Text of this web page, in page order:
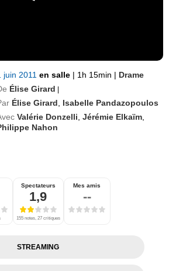
juin 2011en salle | 1h 15min | Drame
Élise Girard |
Élise Girard
Isabelle Pandazopoulos
Valérie Donzelli ,Jérémie Elkaïm
Nahon
Spectateurs
1,9
155 notes, 27 critiques
Mes amis
--
STREAMING